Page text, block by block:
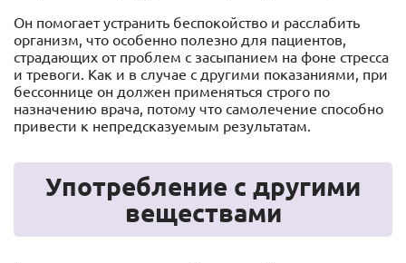
Он помогает устранить беспокойство и расслабить
организм, что особенно полезно для пациентов,
страдающих от проблем с засыпанием на фоне стресса
и тревоги. Как и в случае с другими показаниями, при
бессоннице он должен применяться строго по
назначению врача, потому что самолечение способно
привести к непредсказуемым результатам.
Употребление с другими
веществами